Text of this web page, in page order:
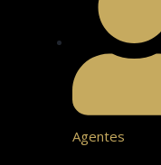
Agentes